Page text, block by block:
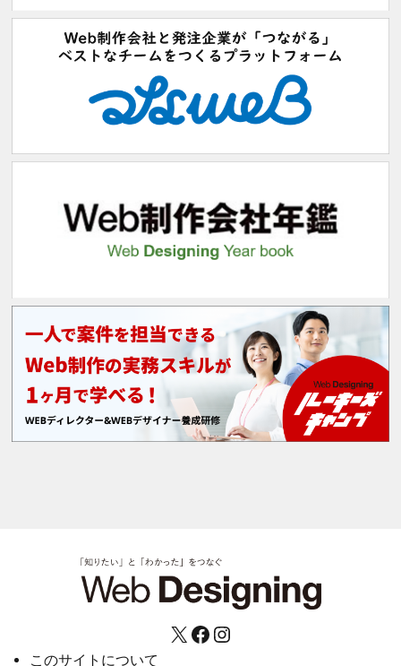
X Facebook Instagram
このサイトについて